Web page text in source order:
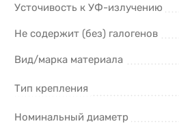
Усточивость к УФ-излучению
Не содержит (без) галогенов
Вид/марка материала
Тип крепления
Номинальный диаметр